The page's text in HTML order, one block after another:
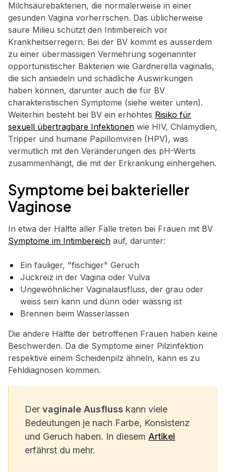
Milchsäurebakterien, die normalerweise in einer
gesunden Vagina vorherrschen. Das üblicherweise
saure Milieu schützt den Intimbereich vor
Krankheitserregern. Bei der BV kommt es ausserdem
zu einer übermässigen Vermehrung sogenannter
opportunistischer Bakterien wie Gardnerella vaginalis,
die sich ansiedeln und schädliche Auswirkungen
haben können, darunter auch die für BV
charakteristischen Symptome (siehe weiter unten).
Weiterhin besteht bei BV ein erhöhtes Risiko für
sexuell übertragbare Infektionen wie HIV, Chlamydien,
Tripper und humane Papillomviren (HPV), was
vermutlich mit den Veränderungen des pH-Werts
zusammenhängt, die mit der Erkrankung einhergehen.
Symptome bei bakterieller
Vaginose
In etwa der Hälfte aller Fälle treten bei Frauen mit BV
Symptome im Intimbereich auf, darunter:
Ein fauliger, "fischiger" Geruch
Juckreiz in der Vagina oder Vulva
Ungewöhnlicher Vaginalausfluss, der grau oder
weiss sein kann und dünn oder wässrig ist
Brennen beim Wasserlassen
Die andere Hälfte der betroffenen Frauen haben keine
Beschwerden. Da die Symptome einer Pilzinfektion
respektive einem Scheidenpilz ähneln, kann es zu
Fehldiagnosen kommen.
Der vaginale Ausfluss kann viele
Bedeutungen je nach Farbe, Konsistenz
und Geruch haben. In diesem Artikel
erfährst du mehr.